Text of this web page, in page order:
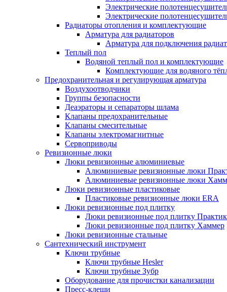
Электрические
Электрические
Радиаторы отопления и комплектующие
Арматура для радиаторов
Арматура для подключения
Теплый пол
Водяной теплый пол и комплектующие
Комплектующие для водяного
Предохранительная и регулирующая арматура
Воздухоотводчики
Группы безопасности
Деаэраторы и сепараторы шлама
Клапаны предохранительные
Клапаны смесительные
Клапаны электромагнитные
Сервоприводы
Ревизионные люки
Люки ревизионные алюминиевые
Алюминиевые ревизионные люки
Алюминиевые ревизионные люки
Люки ревизионные пластиковые
Пластиковые ревизионные люки ERA
Люки ревизионные под плитку
Люки ревизионные под плитку
Люки ревизионные под плитку Хаммер
Люки ревизионные стальные
Сантехнический инструмент
Ключи трубные
Ключи трубные Hesler
Ключи трубные Зубр
Оборудование для прочистки канализации
Пресс-клещи